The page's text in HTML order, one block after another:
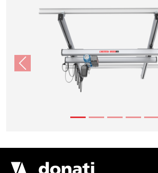
Previous
Demagcranes